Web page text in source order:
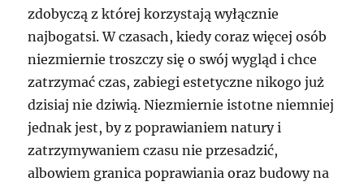
zdobyczą z której korzystają wyłącznie
najbogatsi. W czasach, kiedy coraz więcej osób
niezmiernie troszczy się o swój wygląd i chce
zatrzymać czas, zabiegi estetyczne nikogo już
dzisiaj nie dziwią. Niezmiernie istotne niemniej
jednak jest, by z poprawianiem natury i
zatrzymywaniem czasu nie przesadzić,
albowiem granica poprawiania oraz budowy na